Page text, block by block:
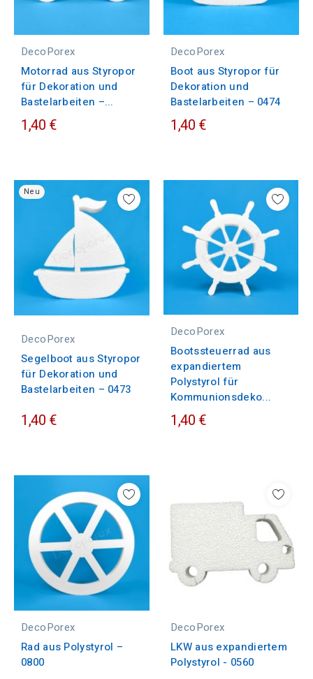
DecoPorex
Motorrad aus Styropor
für Dekoration und
Bastelarbeiten –...
1,40 €
DecoPorex
Boot aus Styropor für
Dekoration und
Bastelarbeiten – 0474
1,40 €
Neu
DecoPorex
Segelboot aus Styropor
für Dekoration und
Bastelarbeiten – 0473
1,40 €
DecoPorex
Bootssteuerrad aus
expandiertem
Polystyrol für
Kommunionsdeko...
1,40 €
DecoPorex
Rad aus Polystyrol –
0800
DecoPorex
LKW aus expandiertem
Polystyrol - 0560